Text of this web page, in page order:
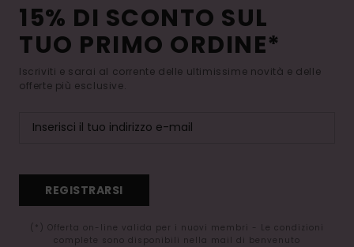
15% DI SCONTO SUL
TUO PRIMO ORDINE*
Iscriviti e sarai al corrente delle ultimissime novità e delle
offerte più esclusive.
REGISTRARSI
(*) Offerta on-line valida per i nuovi membri - Le condizioni
complete sono disponibili nella mail di benvenuto